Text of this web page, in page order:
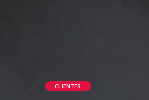
CLIENTES